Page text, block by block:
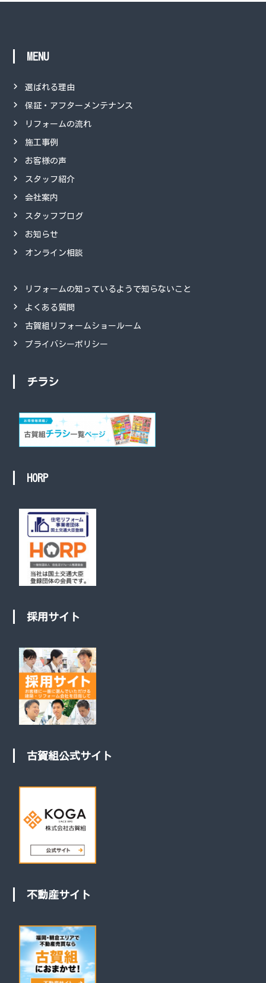
MENU
選ばれる理由
保証・アフターメンテナンス
リフォームの流れ
施工事例
お客様の声
スタッフ紹介
会社案内
スタッフブログ
お知らせ
オンライン相談
リフォームの知っているようで知らないこと
よくある質問
古賀組リフォームショールーム
プライバシーポリシー
チラシ
HORP
採用サイト
古賀組公式サイト
不動産サイト